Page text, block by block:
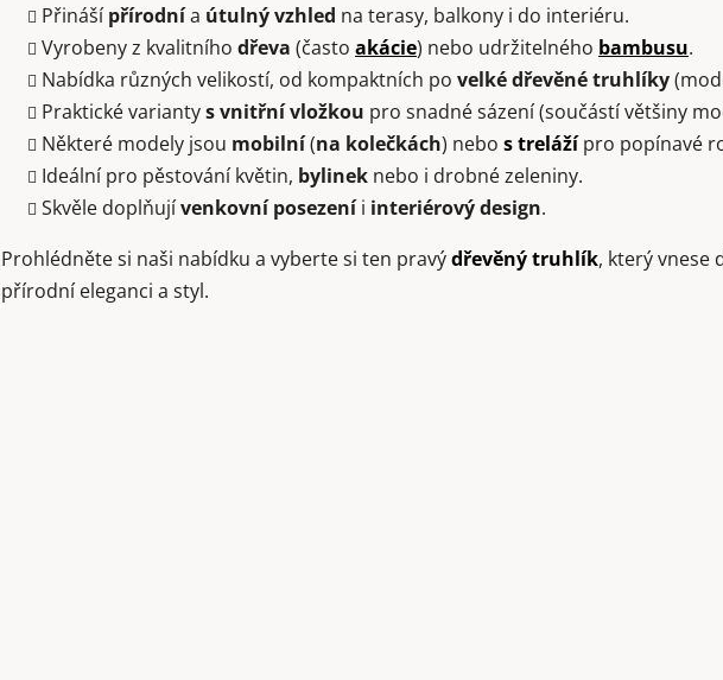
y
v
ý
p
i
s
u
Přinášípřírodnía útulný vzhled na terasy, balkony i do interiéru.
Vyrobeny z kvalitního dřeva (často akácie) nebo udržitelného bambusu.
Nabídka různých velikostí, od kompaktních po velké dřevěné truhlíky
Praktické variantys vnitřní vložkou pro snadné sázení (součástí většiny
Některé modely jsou mobilní(na kolečkách) nebo s trelážípro popínavé
Ideální pro pěstování květin, bylinek nebo i drobné zeleniny.
Skvěle doplňujívenkovní posezeníi interiérový design.
Prohlédněte si naši nabídku a vyberte si ten pravýdřevěný truhlík, který vnese
přírodní eleganci a styl.